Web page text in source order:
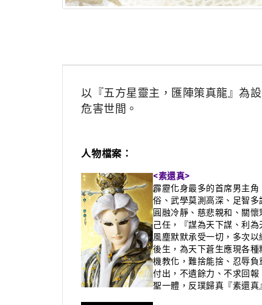
以『五方星靈主，匯陣策真龍』為
危害世間。
人物檔案：
<素還真>
霹靂化身最多的首席男主
俗、武學莫測高深、足智
圓融冷靜、慈悲親和、關
己任，『謀為天下謀、利
風塵默默承受一切，多次
後生，為天下蒼生應現各
機教化，難捨能捨、忍辱
付出，不遺餘力、不求回
聖一體，反璞歸真『素還真